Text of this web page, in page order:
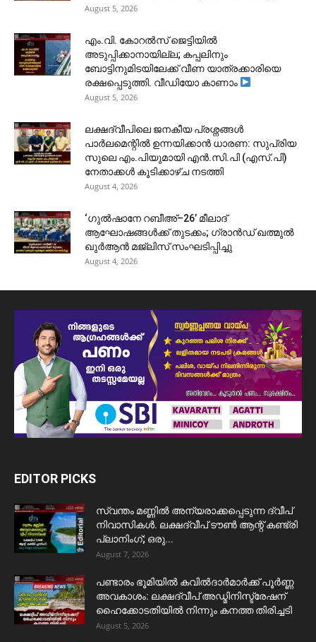
August 5, 2026
​എം.വി. കോറൽസ് ജെട്ടിയിൽ
അടുപ്പിക്കാനായില്ല; കപ്പലിനും
ബോട്ടിനുമിടയിലേക്ക് വീണ യാത്രക്കാരിയെ
രക്ഷപ്പെടുത്തി. വീഡിയോ കാണാം
August 5, 2026
ലക്ഷദ്വീപിലെ ജനകീയ പ്രശ്നങ്ങൾ
പാർലമെന്റിൽ ഉന്നയിക്കാൻ ധാരണ: സുപ്രിയ
സുലെ എം.പിയുമായി എൻ.സി.പി (എസ്.പി)
നേതാക്കൾ കൂടിക്കാഴ്ച നടത്തി
August 4, 2026
‘ഗുൽഷാനേ റബീഅ്–26’ മീലാദ്
ആഘോഷങ്ങൾക്ക് തുടക്കം; ഗ്രാൻഡ് ഖത്മുൽ
ഖുർആൻ മജ്‌ലിസ് സംഘടിപ്പിച്ചു
August 4, 2026
EDITOR PICKS
സ്വന്തം മണ്ണിൽ അന്യരാക്കപ്പെടുന്ന ദ്വീപ്
നിവാസികൾ. ലക്ഷദ്വീപ് ടൗൺ ആന്റ് കണ്ട്രി
പ്ലാനിംഗ്; ഒരു...
August 7, 2026
പണ്ടാരം ഭൂമിയിൽ കവിൽദാർമാർക്ക് പൂർണ്ണ
അവകാശം: ലക്ഷദ്വീപ് അഡ്മിനിസ്ട്രേഷന്
ഹൈക്കോടതിയിൽ നിന്നും കനത്ത തിരിച്ചടി
August 5, 2026